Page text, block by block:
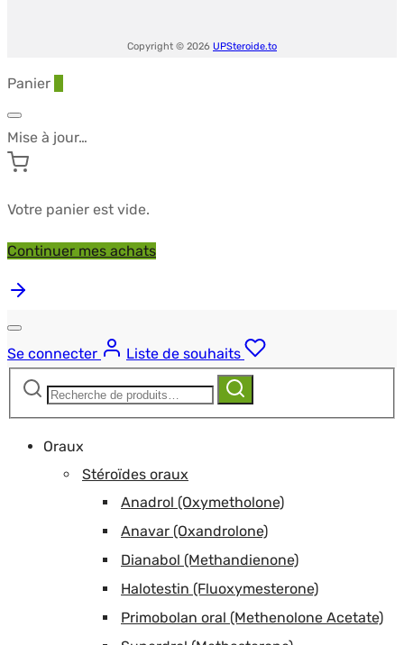
Copyright © 2026 UPSteroide.to
Panier
Mise à jour…
Votre panier est vide.
Continuer mes achats
Se connecter
Liste de souhaits
Recherche
Recherche
Oraux
Stéroïdes oraux
Anadrol (Oxymetholone)
Anavar (Oxandrolone)
Dianabol (Methandienone)
Halotestin (Fluoxymesterone)
Primobolan oral (Methenolone Acetate)